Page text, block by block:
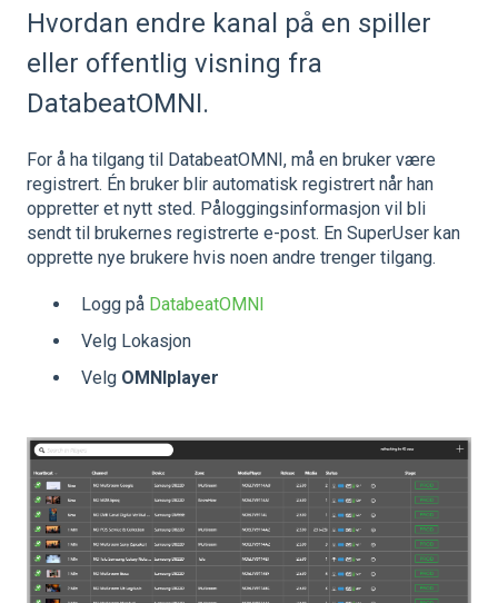
Hvordan endre kanal på en spiller
eller offentlig visning fra
DatabeatOMNI.
For å ha tilgang til DatabeatOMNI, må en bruker være
registrert. Én bruker blir automatisk registrert når han
oppretter et nytt sted. Påloggingsinformasjon vil bli
sendt til brukernes registrerte e-post. En SuperUser kan
opprette nye brukere hvis noen andre trenger tilgang.
Logg på DatabeatOMNI
Velg Lokasjon
Velg OMNIplayer